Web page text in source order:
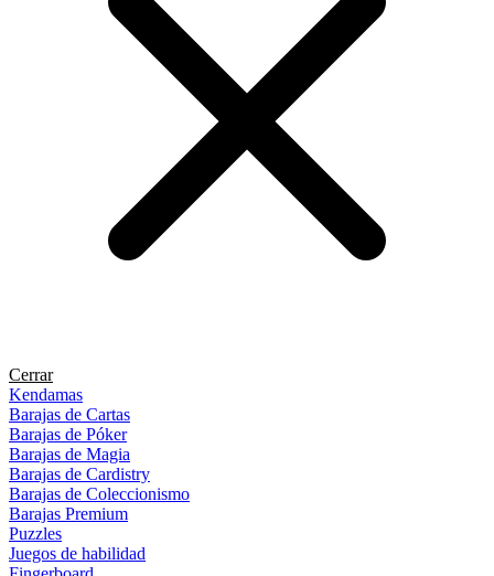
Cerrar
Kendamas
Barajas de Cartas
Barajas de Póker
Barajas de Magia
Barajas de Cardistry
Barajas de Coleccionismo
Barajas Premium
Puzzles
Juegos de habilidad